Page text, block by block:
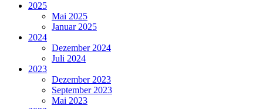
2025
Mai 2025
Januar 2025
2024
Dezember 2024
Juli 2024
2023
Dezember 2023
September 2023
Mai 2023